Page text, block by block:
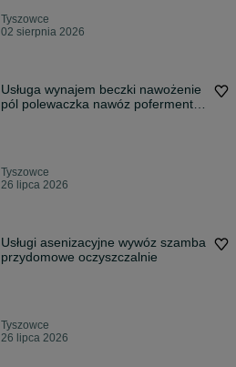
Tyszowce
02 sierpnia 2026
Usługa wynajem beczki nawożenie
pól polewaczka nawóz poferment
Tyszowce
26 lipca 2026
Usługi asenizacyjne wywóz szamba
przydomowe oczyszczalnie
Tyszowce
26 lipca 2026